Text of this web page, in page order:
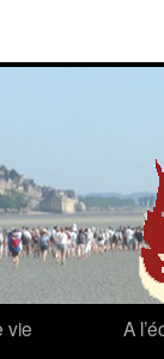
vie
A